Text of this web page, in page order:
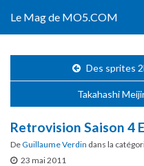
Le Mag de MO5.COM
Des sprites
Takahashi
Retrovision Saison 4
DeGuillaume Verdin dans la
23 mai 2011